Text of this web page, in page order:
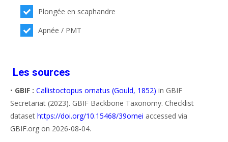
Plongée en scaphandre
Apnée / PMT
Les sources
• GBIF : Callistoctopus ornatus (Gould, 1852) in GBIF
Secretariat (2023). GBIF Backbone Taxonomy. Checklist
dataset https://doi.org/10.15468/39omei accessed via
GBIF.org on 2026-08-04.